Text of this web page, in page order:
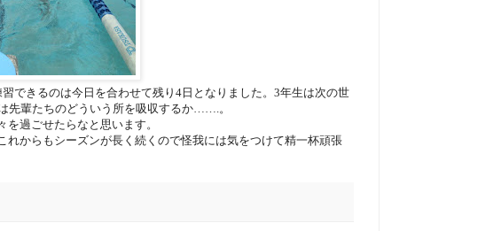
できるのは今日を合わせて残り4日となりました。3年生は次の世
先輩たちのどういう所を吸収するか…….。
過ごせたらなと思います。
れからもシーズンが長く続くので怪我には気をつけて精一杯頑張